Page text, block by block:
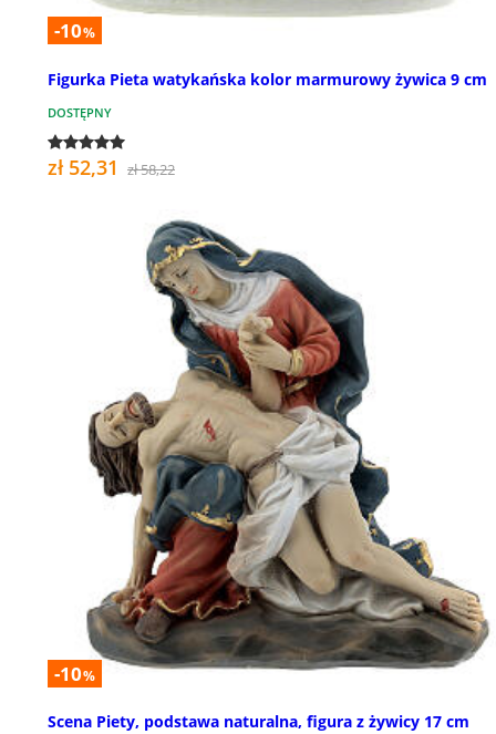
-10%
Figurka Pieta watykańska kolor marmurowy żywica 9 cm
DOSTĘPNY
zł 52,31 zł 58,22
-10%
Scena Piety, podstawa naturalna, figura z żywicy 17 cm